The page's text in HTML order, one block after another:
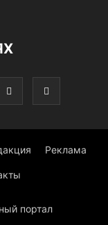
Реклама
портал